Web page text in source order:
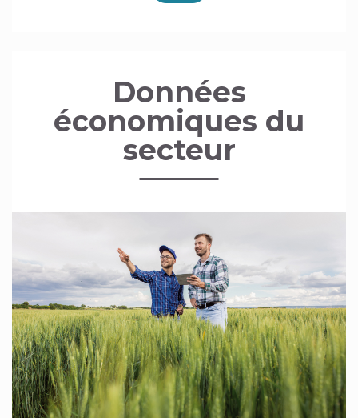
Données
économiques du
secteur